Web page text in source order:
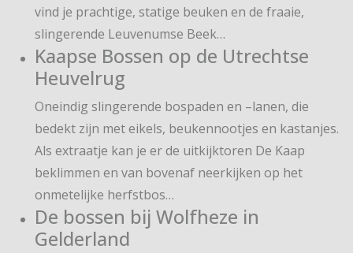
vind je prachtige, statige beuken en de fraaie,
slingerende Leuvenumse Beek…
Kaapse Bossen op de Utrechtse
Heuvelrug
Oneindig slingerende bospaden en –lanen, die
bedekt zijn met eikels, beukennootjes en kastanjes.
Als extraatje kan je er de uitkijktoren De Kaap
beklimmen en van bovenaf neerkijken op het
onmetelijke herfstbos…
De bossen bij Wolfheze in
Gelderland